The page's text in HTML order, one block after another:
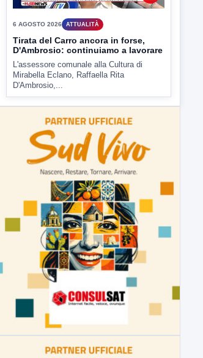
6 AGOSTO 2026 ATTUALITÀ
Tirata del Carro ancora in forse,
D'Ambrosio: continuiamo a lavorare
L'assessore comunale alla Cultura di
Mirabella Eclano, Raffaella Rita
D'Ambrosio,...